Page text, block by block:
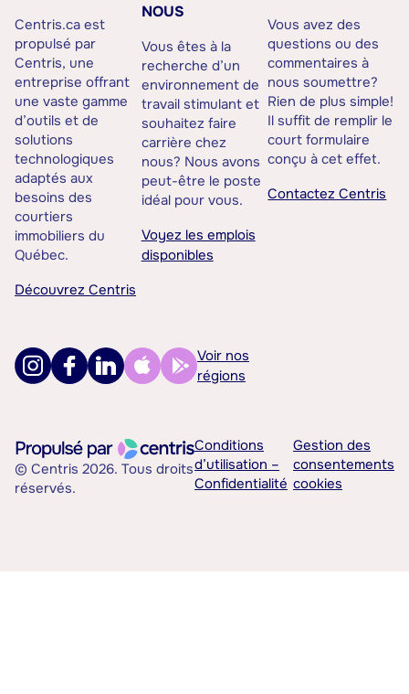
Centris.ca est
propulsé par
Centris, une
entreprise offrant
une vaste gamme
d’outils et de
solutions
technologiques
adaptés aux
besoins des
courtiers
immobiliers du
Québec.
Découvrez Centris
NOUS
Vous êtes à la
recherche d’un
environnement de
travail stimulant et
souhaitez faire
carrière chez
nous? Nous avons
peut-être le poste
idéal pour vous.
Voyez les emplois
disponibles
Vous avez des
questions ou des
commentaires à
nous soumettre?
Rien de plus simple!
Il suffit de remplir le
court formulaire
conçu à cet effet.
Contactez Centris
Voir nos
régions
© Centris 2026. Tous droits
réservés.
Conditions
d’utilisation –
Confidentialité
Gestion des
consentements
cookies